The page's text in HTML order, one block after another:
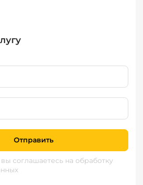
Отправить
соглашаетесь на обработку